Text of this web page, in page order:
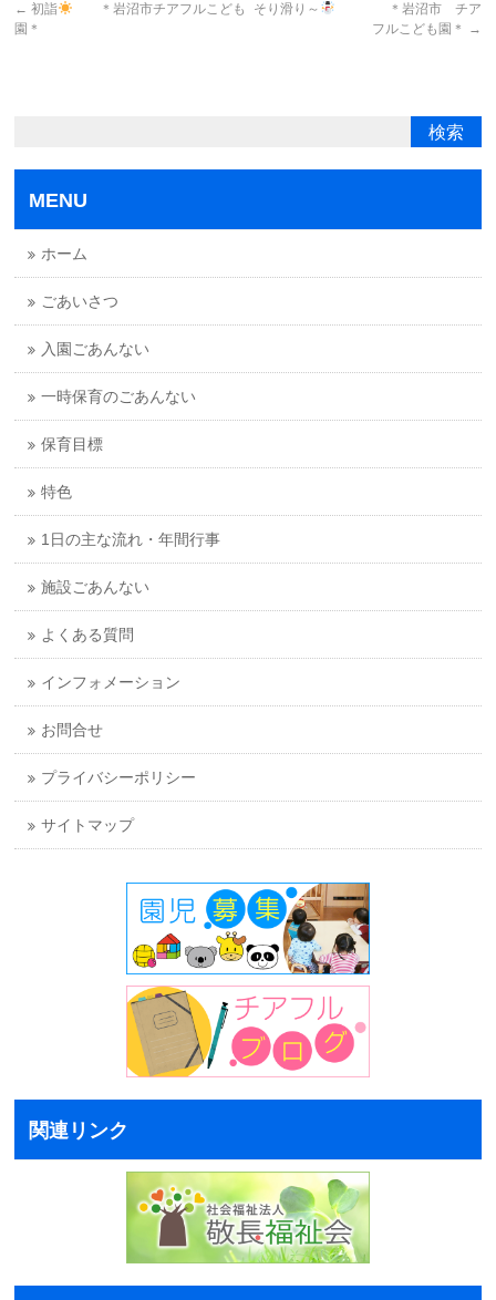
← 初詣
＊岩沼市チアフルこども
園＊
そり滑り～
＊岩沼市 チア
フルこども園＊
→
MENU
ホーム
ごあいさつ
入園ごあんない
一時保育のごあんない
保育目標
特色
1日の主な流れ・年間行事
施設ごあんない
よくある質問
インフォメーション
お問合せ
プライバシーポリシー
サイトマップ
関連リンク